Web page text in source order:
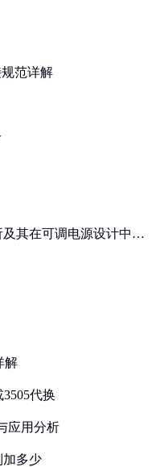
范详解
其在可调电源设计中的
解
代换
应用分析
加多少